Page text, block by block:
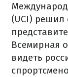
(UCI) решил
Всемирная
видеть